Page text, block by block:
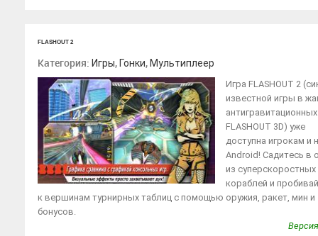
FLASHOUT 2
Категория: Игры, Гонки, Мультиплеер
Игра FLASHOUT 2
известной игры в
FLASHOUT 3D) уже
доступна игрокам и
Android! Садитесь в
из суперскоростных
кораблей и
к вершинам турнирных таблиц с помощью оружия, ракет, мин и
бонусов.